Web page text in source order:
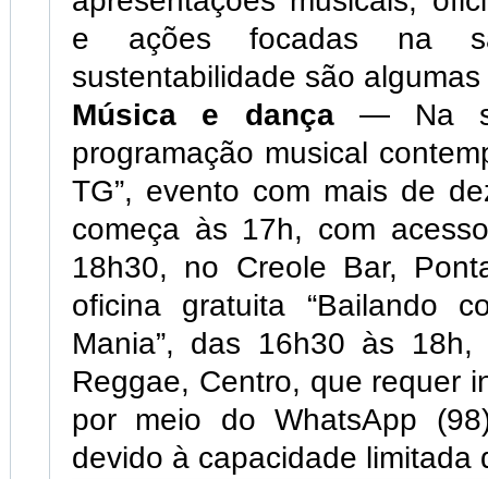
e ações focadas na
sustentabilidade são
Música e dança— Na
programação musical
TG”, evento com mais de
começa às 17h, com
18h30, no Creole Bar,
oficina gratuita “Bailando
Mania”, das 16h30 às
Reggae, Centro, que requer
por meio do WhatsApp
devido à capacidade limitada